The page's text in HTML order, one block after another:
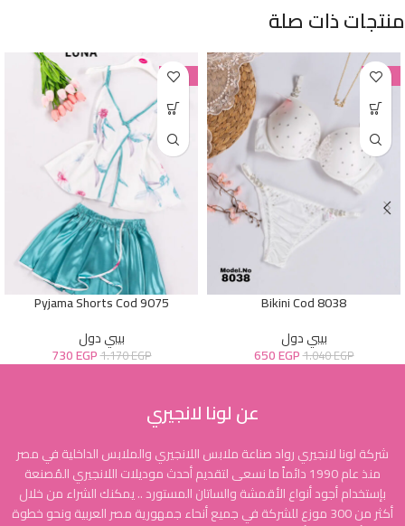
منتجات ذات صلة
-38%
Bikini Cod 8038
بيبي دول
1.040EGP
650EGP
-38%
Pyjama Shorts Cod 9075
بيبي دول
1.170EGP
730EGP
عن لونا لانجيري
شركة لونا لانجيري رواد صناعة ملابس اللانجيري والملابس الداخلية في مصر
منذ عام 1990 دائماً ما نسعى لتقديم أحدث موديلات اللانجيري المُصنعة
بإستخدام أجود أنواع الأقمشة والساتان المستورد .. يمكنك الشراء من خلال
أكثر من 300 موزع للشركة في جميع أنحاء جمهورية مصر العربية ونحو خطوة